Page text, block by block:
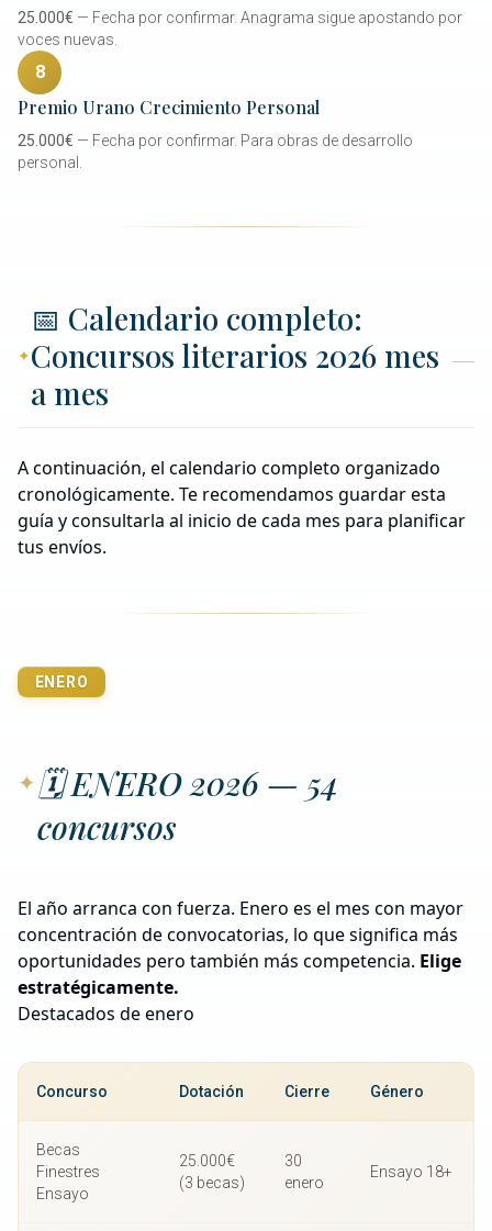
25.000€ — Fecha por confirmar. Anagrama sigue apostando por
voces nuevas.
8
Premio Urano Crecimiento Personal
25.000€ — Fecha por confirmar. Para obras de desarrollo
personal.
📅 Calendario completo:
Concursos literarios 2026 mes
a mes
A continuación, el calendario completo organizado
cronológicamente. Te recomendamos guardar esta
guía y consultarla al inicio de cada mes para planificar
tus envíos.
ENERO
🗓️ ENERO 2026 — 54
concursos
El año arranca con fuerza. Enero es el mes con mayor
concentración de convocatorias, lo que significa más
oportunidades pero también más competencia. Elige
estratégicamente.
Destacados de enero
Concurso Dotación Cierre Género
Becas
Finestres
Ensayo
25.000€
(3 becas)
30
enero
Ensayo 18+